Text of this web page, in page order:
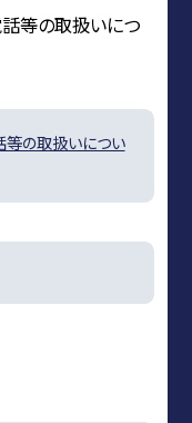
話等の取扱いにつ
等の取扱いについ